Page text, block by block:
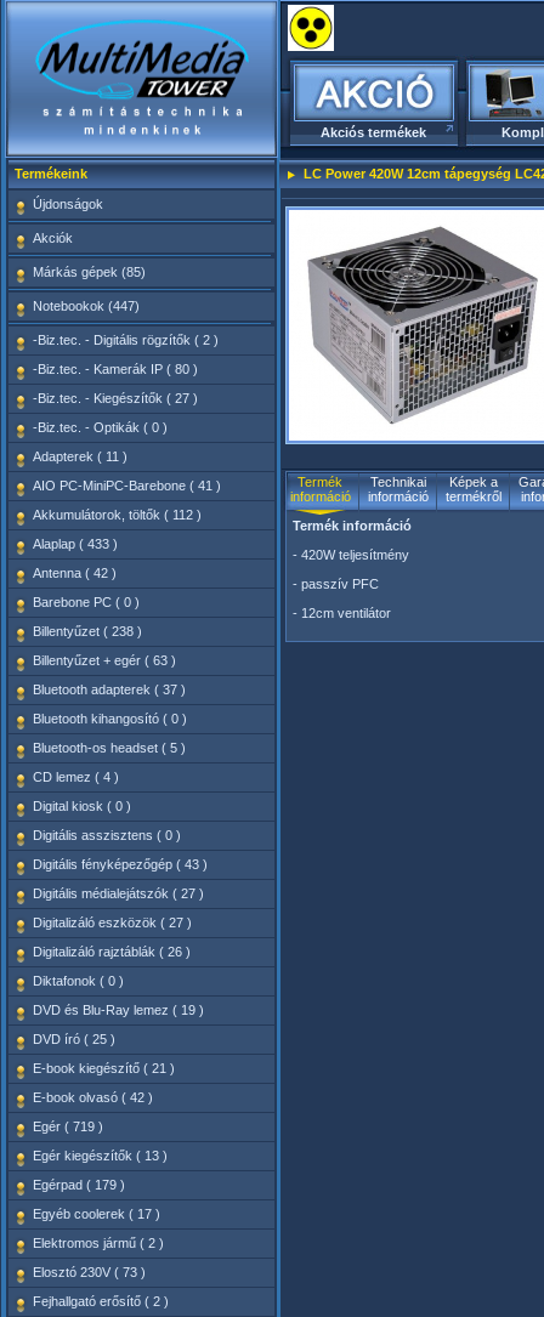
Akciós termékek
Termékeink
Újdonságok
Akciók
Márkás gépek (85)
Notebookok (447)
-Biz.tec. - Digitális rögzítők ( 2 )
-Biz.tec. - Kamerák IP ( 80 )
-Biz.tec. - Kiegészítők ( 27 )
-Biz.tec. - Optikák ( 0 )
Adapterek ( 11 )
AIO PC-MiniPC-Barebone ( 41 )
Akkumulátorok, töltők ( 112 )
Alaplap ( 433 )
Antenna ( 42 )
Barebone PC ( 0 )
Billentyűzet ( 238 )
Billentyűzet + egér ( 63 )
Bluetooth adapterek ( 37 )
Bluetooth kihangosító ( 0 )
Bluetooth-os headset ( 5 )
CD lemez ( 4 )
Digital kiosk ( 0 )
Digitális asszisztens ( 0 )
Digitális fényképezőgép ( 43 )
Digitális médialejátszók ( 27 )
Digitalizáló eszközök ( 27 )
Digitalizáló rajztáblák ( 26 )
Diktafonok ( 0 )
DVD és Blu-Ray lemez ( 19 )
DVD író ( 25 )
E-book kiegészítő ( 21 )
E-book olvasó ( 42 )
Egér ( 719 )
Egér kiegészítők ( 13 )
Egérpad ( 179 )
Egyéb coolerek ( 17 )
Elektromos jármű ( 2 )
Elosztó 230V ( 73 )
Fejhallgató erősítő ( 2 )
LC Power 420W 12cm tápegység
Termék
információ
Technikai
információ
Képek a
termékről
Termék információ
- 420W teljesítmény
- passzív PFC
- 12cm ventilátor